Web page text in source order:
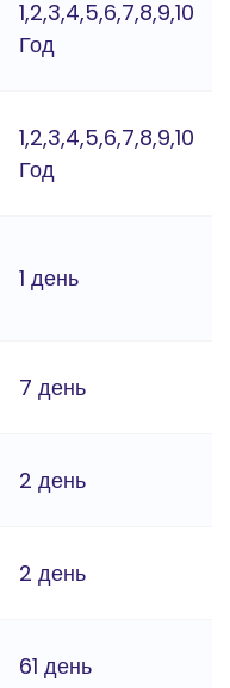
1,2,3,4,5,6,7,8,9,10
Год
1,2,3,4,5,6,7,8,9,10
Год
1 день
7 день
2 день
2 день
61 день